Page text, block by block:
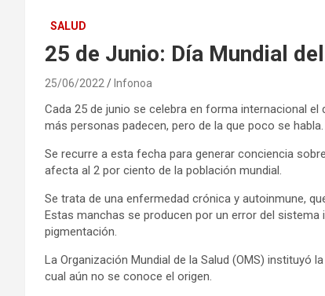
SALUD
25 de Junio: Día Mundial
25/06/2022 Infonoa
Cada 25 de junio se celebra en forma internacional
más personas padecen, pero de la que poco se habla.
Se recurre a esta fecha para generar conciencia
afecta al 2 por ciento de la población mundial.
Se trata de una enfermedad crónica y autoinmune,
Estas manchas se producen por un error del
pigmentación.
La Organización Mundial de la Salud (OMS) instituyó
cual aún no se conoce el origen.